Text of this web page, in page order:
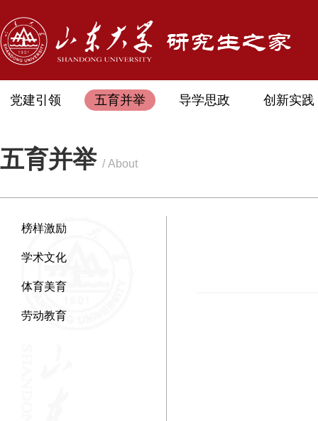
党建引领 五育并举 导学思政 创新实践
五育并举 / About
榜样激励
学术文化
体育美育
劳动教育